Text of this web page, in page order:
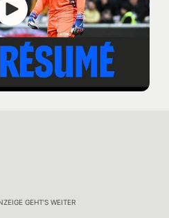
GEHT'S WEITER